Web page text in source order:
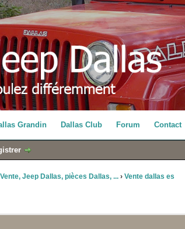
Grandin Dallas Club Forum Contact
Jeep Dallas, pièces Dallas, ... ›Vente dallas es